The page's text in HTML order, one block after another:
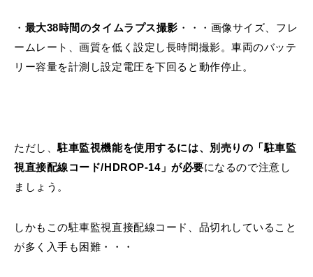
・ 最大38時間のタイムラプス撮影 ・・・画像サイズ、フレ
ームレート、画質を低く設定し長時間撮影。車両のバッテ
リー容量を計測し設定電圧を下回ると動作停止。
ただし、駐車監視機能を使用するには、別売りの「駐車監
視直接配線コード/HDROP-14」が必要になるので注意し
ましょう。
しかもこの駐車監視直接配線コード、品切れしていること
が多く入手も困難・・・